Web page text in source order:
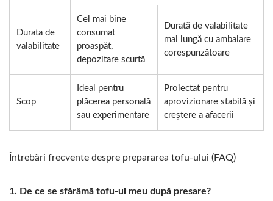
Durata de
valabilitate
Cel mai bine
consumat
proaspăt,
depozitare scurtă
Durată de valabilitate
mai lungă cu ambalare
corespunzătoare
Scop
Ideal pentru
plăcerea personală
sau experimentare
Proiectat pentru
aprovizionare stabilă și
creștere a afacerii
Întrebări frecvente despre prepararea tofu-ului (FAQ)
De ce se sfărâmă tofu-ul meu după presare?